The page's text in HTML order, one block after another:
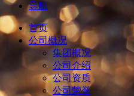
导航
首页
公司概况
集团概况
公司介绍
公司资质
公司荣誉